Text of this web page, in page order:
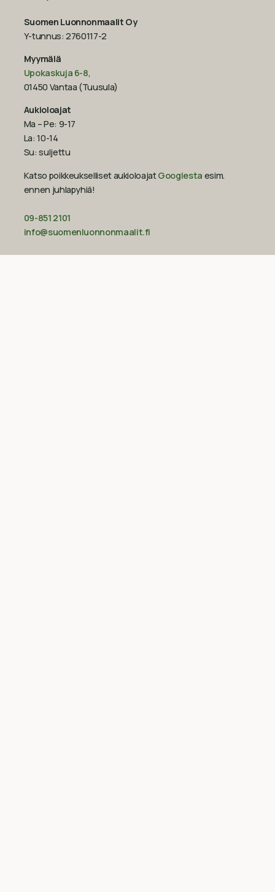
Suomen Luonnonmaalit Oy
Y-tunnus: 2760117-2
Myymälä
Upokaskuja 6-8,
01450 Vantaa (Tuusula)
Aukioloajat
Ma – Pe: 9-17
La: 10-14
Su: suljettu
Katso poikkeukselliset aukioloajatGooglesta esim.
ennen juhlapyhiä!‍
09-851 2101
info@suomenluonnonmaalit.fi